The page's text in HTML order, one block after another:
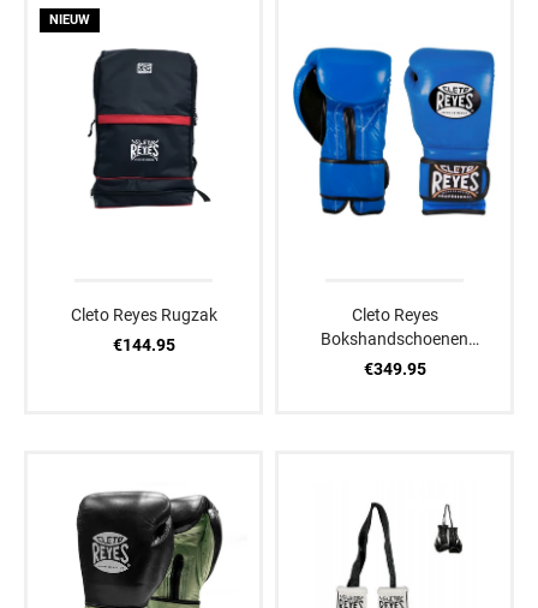
NIEUW
Cleto Reyes Rugzak
€144.95
Cleto Reyes
Bokshandschoenen
Blauw/Zwart
€349.95